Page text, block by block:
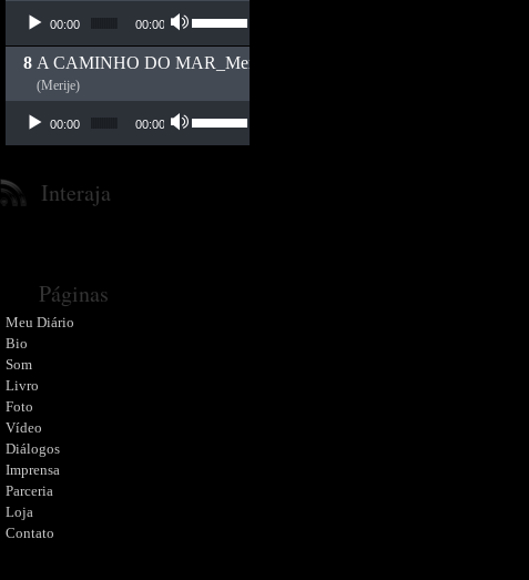
Tocador de áudio
00:00 00:00
A CAMINHO DO MAR_Merije_Kiko Klaus
(Merije)
Tocador de áudio
00:00 00:00
Interaja
Páginas
Meu Diário
Bio
Som
Livro
Foto
Vídeo
Diálogos
Imprensa
Parceria
Loja
Contato